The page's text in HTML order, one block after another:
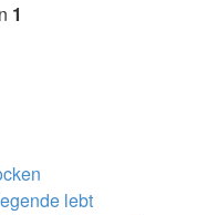
1
lebt